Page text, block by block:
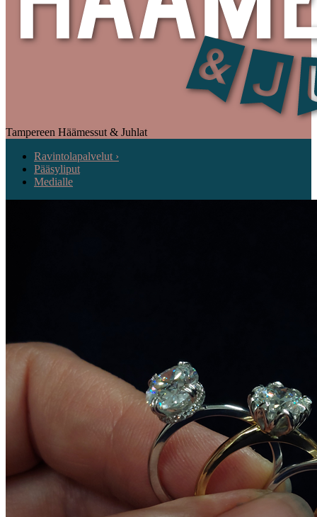
Tampereen Häämessut & Juhlat
Ravintolapalvelut ›
Pääsyliput
Medialle